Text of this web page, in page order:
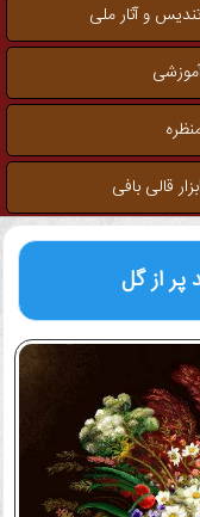
و آثار ملی
ابزار قالی بافی
پر از گل